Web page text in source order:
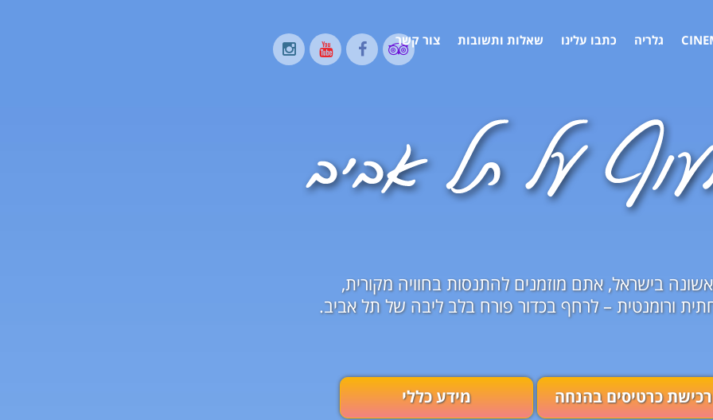
גלריה כתבו עלינו שאלות ותשובות צור קשר
בישראל, אתם מוזמנים להתנסות בחוויה מקורית,
ורומנטית – לרחף בכדור פורח בלב ליבה של תל אביב.
רכישת כרטיסים בהנחה מידע כללי